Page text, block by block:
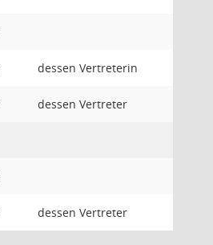
dessen Vertreterin
dessen Vertreter
dessen Vertreter